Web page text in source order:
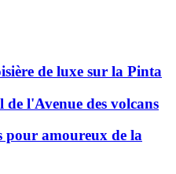
de luxe sur la Pinta
l'Avenue des volcans
pour amoureux de la